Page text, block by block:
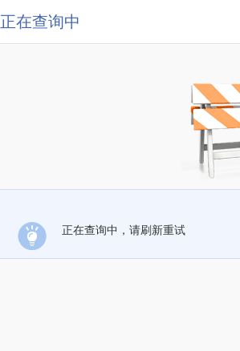
正在查询中
正在查询中，请刷新重试